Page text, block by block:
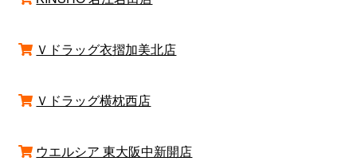
Ｖドラッグ衣摺加美北店
Ｖドラッグ横枕西店
ウエルシア 東大阪中新開店